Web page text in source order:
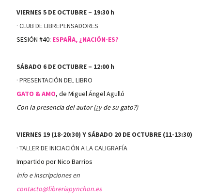
VIERNES 5 DE OCTUBRE – 19:30 h
· CLUB DE LIBREPENSADORES
SESIÓN #40: ESPAÑA, ¿NACIÓN-ES?
SÁBADO 6 DE OCTUBRE – 12:00 h
· PRESENTACIÓN DEL LIBRO
GATO & AMO, de Miguel Ángel Agulló
Con la presencia del autor (¿y de su gato?)
VIERNES 19 (18-20:30) Y SÁBADO 20 DE OCTUBRE (11-13:30)
· TALLER DE INICIACIÓN A LA CALIGRAFÍA
Impartido por Nico Barrios
info e inscripciones en
contacto@libreriapynchon.es